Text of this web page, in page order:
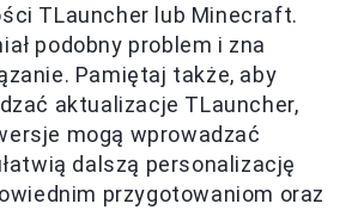
TLauncher lub Minecraft.
podobny problem i zna
Pamiętaj także, aby
aktualizacje TLauncher,
mogą wprowadzać
dalszą personalizację
przygotowaniom oraz